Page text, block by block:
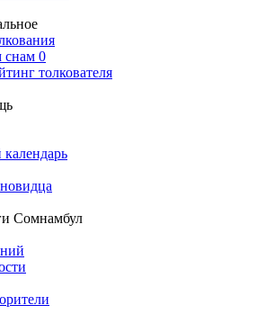
снам 0
толкователя
Сомнамбул